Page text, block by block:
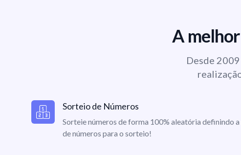
A
Desde
Sorteio de Números
Sorteie números de forma 100% aleatória definindo
de números para o sorteio!